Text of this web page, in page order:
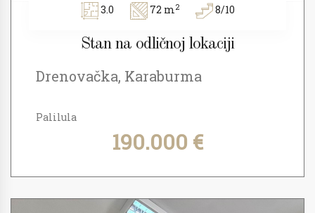
3.0 72 m2 8/10
Stan na odličnoj lokaciji
Drenovačka, Karaburma
Palilula
190.000 €